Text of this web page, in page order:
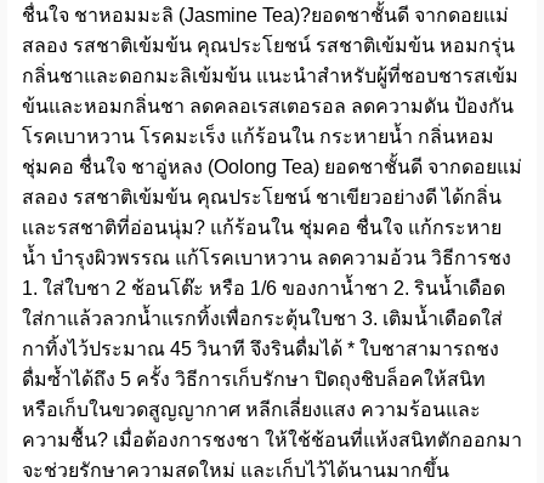
ชื่นใจ ชาหอมมะลิ (Jasmine Tea)?ยอดชาชั้นดี จากดอยแม่
สลอง รสชาติเข้มข้น คุณประโยชน์ รสชาติเข้มข้น หอมกรุ่น
กลิ่นชาและดอกมะลิเข้มข้น แนะนำสำหรับผู้ที่ชอบชารสเข้ม
ข้นและหอมกลิ่นชา ลดคลอเรสเตอรอล ลดความดัน ป้องกัน
โรคเบาหวาน โรคมะเร็ง แก้ร้อนใน กระหายน้ำ กลิ่นหอม
ชุ่มคอ ชื่นใจ ชาอู่หลง (Oolong Tea) ยอดชาชั้นดี จากดอยแม่
สลอง รสชาติเข้มข้น คุณประโยชน์ ชาเขียวอย่างดี ได้กลิ่น
เเละรสชาติที่อ่อนนุ่ม? แก้ร้อนใน ชุ่มคอ ชื่นใจ แก้กระหาย
น้ำ บำรุงผิวพรรณ แก้โรคเบาหวาน ลดความอ้วน วิธีการชง
1. ใส่ใบชา 2 ช้อนโต๊ะ หรือ 1/6 ของกาน้ำชา 2. รินน้ำเดือด
ใส่กาแล้วลวกน้ำแรกทิ้งเพื่อกระตุ้นใบชา 3. เติมน้ำเดือดใส่
กาทิ้งไว้ประมาณ 45 วินาที จึงรินดื่มได้ * ใบชาสามารถชง
ดื่มซ้ำได้ถึง 5 ครั้ง วิธีการเก็บรักษา ปิดถุงชิบล็อคให้สนิท
หรือเก็บในขวดสูญญากาศ หลีกเลี่ยงแสง ความร้อนและ
ความชื้น? เมื่อต้องการชงชา ให้ใช้ช้อนที่แห้งสนิทตักออกมา
จะช่วยรักษาความสดใหม่ และเก็บไว้ได้นานมากขึ้น